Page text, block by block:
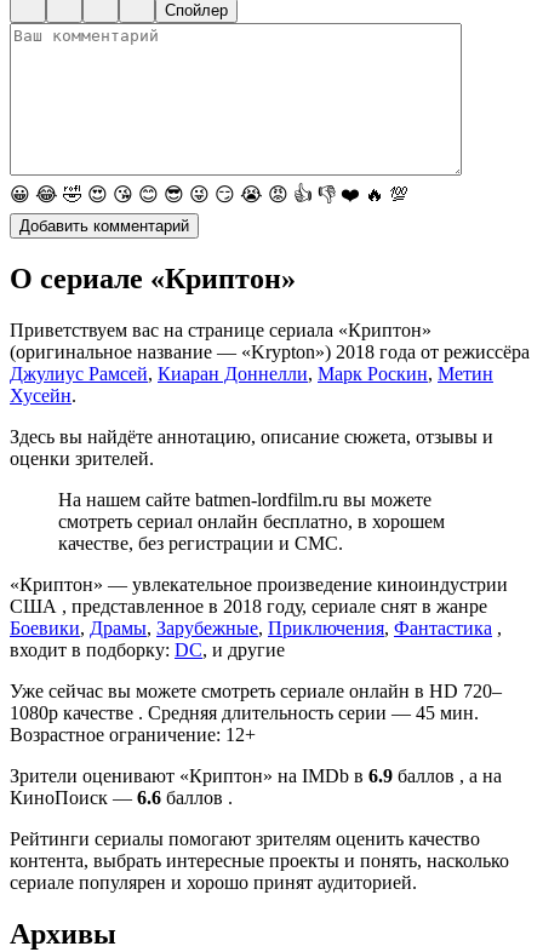
Спойлер
😀 😂 🤣 😍 😘 😊 😎 😜 😏 😭 😡 👍 👎 ❤️ 🔥 💯
О сериале «Криптон»
Приветствуем вас на странице сериала «Криптон»
(оригинальное название — «Krypton») 2018 года от режиссёра
Джулиус Рамсей, Киаран Доннелли, Марк Роскин, Метин
Хусейн.
Здесь вы найдёте аннотацию, описание сюжета, отзывы и
оценки зрителей.
На нашем сайте batmen-lordfilm.ru вы можете
смотреть сериал онлайн бесплатно, в хорошем
качестве, без регистрации и СМС.
«Криптон» — увлекательное произведение киноиндустрии
США , представленное в 2018 году, сериале снят в жанре
Боевики, Драмы, Зарубежные, Приключения, Фантастика ,
входит в подборку: DC, и другие
Уже сейчас вы можете смотреть сериале онлайн в HD 720–
1080p качестве . Средняя длительность серии — 45 мин.
Возрастное ограничение: 12+
Зрители оценивают «Криптон» на IMDb в 6.9 баллов , а на
КиноПоиск — 6.6 баллов .
Рейтинги сериалы помогают зрителям оценить качество
контента, выбрать интересные проекты и понять, насколько
сериале популярен и хорошо принят аудиторией.
Архивы